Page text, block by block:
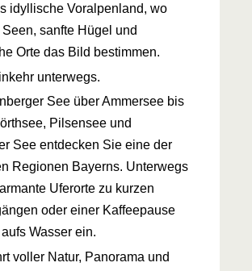
idyllische Voralpenland, wo
sanfte Hügel und
Orte das Bild bestimmen.
unterwegs.
See über Ammersee bis
Pilsensee und
See entdecken Sie eine der
Regionen Bayerns. Unterwegs
Uferorte zu kurzen
oder einer Kaffeepause
Wasser ein.
voller Natur, Panorama und